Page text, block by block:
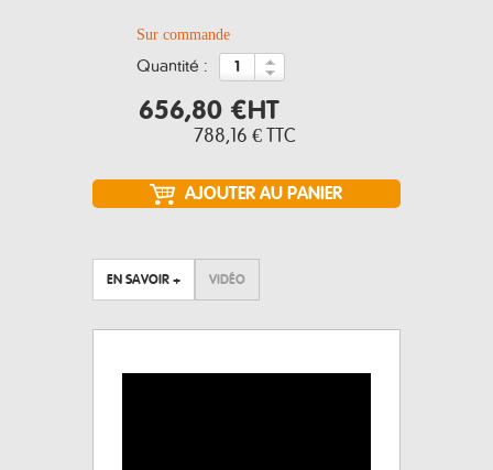
Sur commande
quantité :
656,80 €HT
788,16 € TTC
EN SAVOIR + VIDÉO